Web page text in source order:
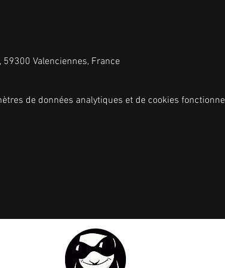
59300 Valenciennes, France
de données analytiques et de cookies